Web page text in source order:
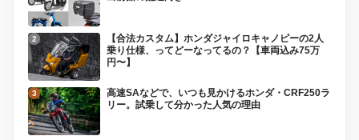
【合法カスタム】ホンダジャイロキャノピーの2人
乗り仕様、ってどーなってるの？【車両込み75万
円〜】
高速SAなどで、いつも見かけるホンダ・CRF250ラ
リー。試乗して分かった人気の理由